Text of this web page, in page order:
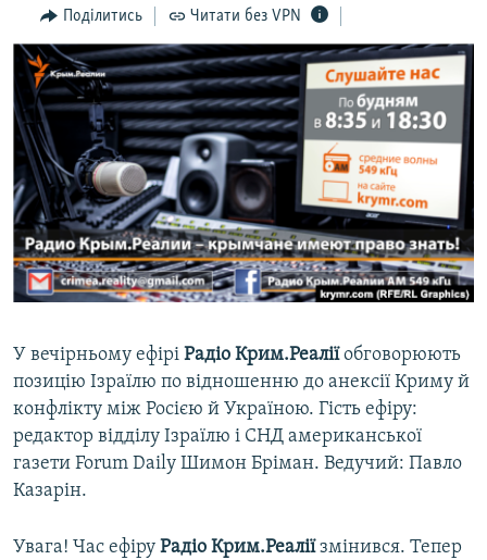
Перейти
до
пошуку
ПОГЛЯД
ІНТЕРВ'Ю
ВСЕ ЗА ДЕНЬ
СПЕЦПРОЕКТИ
ДЕПОРТАЦІЯ
ВІДЕОУРОКИ «ELIFBE»
СВІДЧЕННЯ ОКУПАЦІЇ
УКРАЇНСЬКА ПРОБЛЕМА КРИМУ
ЯК ОБІЙТИ БЛОКУВАННЯ
Русский
Qırımtatar
Усі сайти RFE/RL
Поділитись Читати без VPN
У вечірньому ефірі Радіо Крим.Реаліїобговорюють
позицію Ізраїлю по відношенню до анексії Криму й
конфлікту між Росією й Україною. Гість ефіру:
редактор відділу Ізраїлю і СНД американської
газети Forum Daily Шимон Бріман. Ведучий: Павло
Казарін.
Увага! Час ефіру Радіо Крим.Реаліїзмінився. Тепер